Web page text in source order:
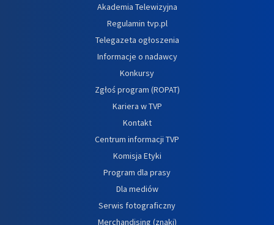
Akademia Telewizyjna
Regulamin tvp.pl
Telegazeta ogłoszenia
Informacje o nadawcy
Konkursy
Zgłoś program (ROPAT)
Kariera w TVP
Kontakt
Centrum informacji TVP
Komisja Etyki
Program dla prasy
Dla mediów
Serwis fotograficzny
Merchandising (znaki)